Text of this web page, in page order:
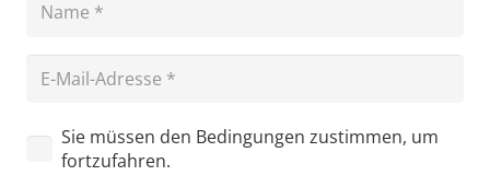
Sie müssen den Bedingungen zustimmen, um
fortzufahren.